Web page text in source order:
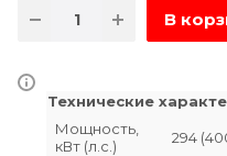
В
Технические
Мощность,
кВт (л.с.)
294